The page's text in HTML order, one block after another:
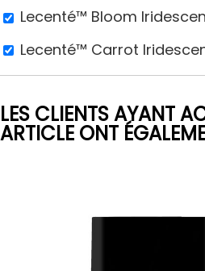
Lecenté™ Bloom
Lecenté™ Carrot
LES CLIENTS AYANT
ARTICLE ONT